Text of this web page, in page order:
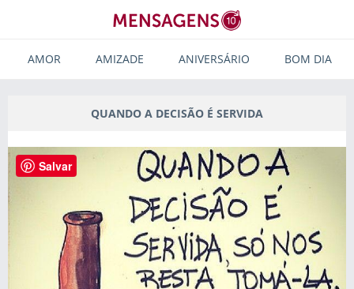
AMOR AMIZADE ANIVERSÁRIO BOM DIA
QUANDO A DECISÃO É SERVIDA
Salvar